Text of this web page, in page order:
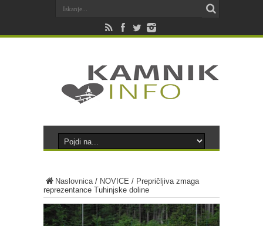
Naslovnica/ NOVICE / Prepričljiva zmaga
reprezentance Tuhinjske doline